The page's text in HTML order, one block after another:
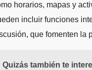
horarios, mapas y
incluir funciones
que fomenten la
Quizás también te